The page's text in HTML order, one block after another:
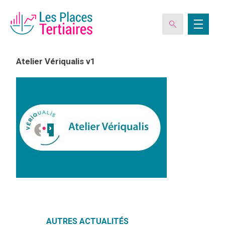
L’ASSOCIATION
LES CLUBS DES PLACES TERTIAIRES
Atelier Vériqualis v1
AUTRES ACTUALITÉS